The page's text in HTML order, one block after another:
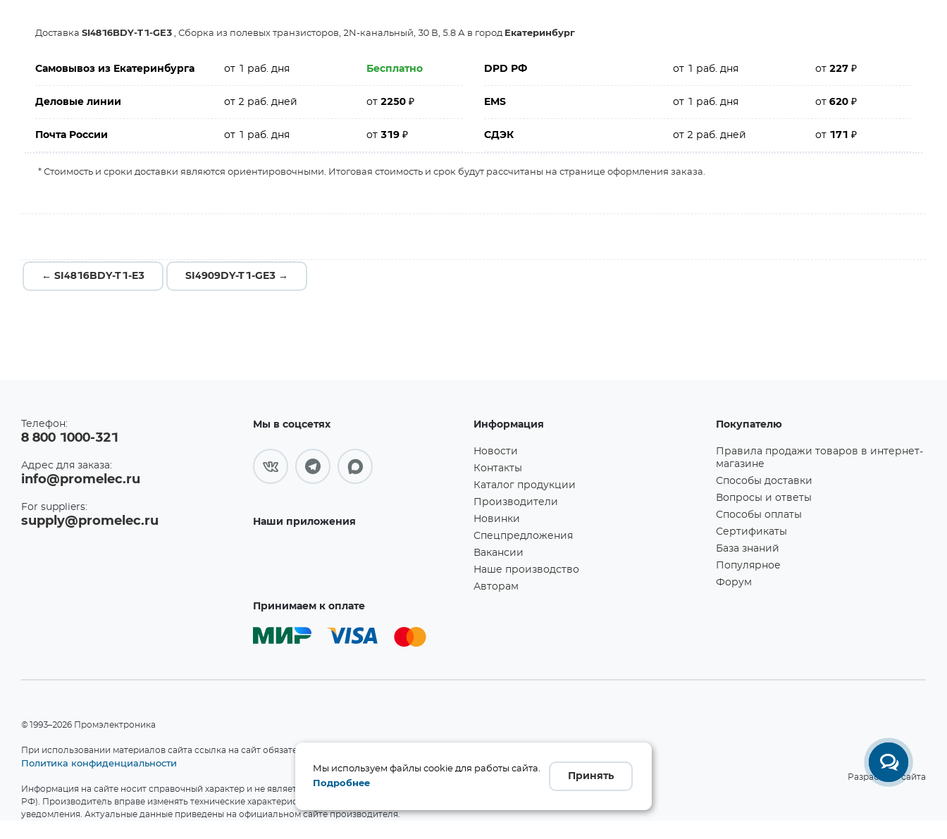
Доставка SI4816BDY-T1-GE3 , Сборка из полевых транзисторов, 2N-канальный, 30 В, 5.8 А в город Екатеринбург
Самовывоз из Екатеринбурга от 1 раб. дня Бесплатно DPD РФ от 1 раб. дня от227₽
Деловые линии от 2 раб. дней от2250₽ EMS от 1 раб. дня от620₽
Почта России от 1 раб. дня от319₽ СДЭК от 2 раб. дней от 171₽
* Стоимость и сроки доставки являются ориентировочными. Итоговая стоимость и срок будут рассчитаны на странице оформления заказа.
← SI4816BDY-T1-E3 SI4909DY-T1-GE3 →
Телефон:
8 800 1000-321
Адрес для заказа:
info@promelec.ru
For suppliers:
supply@promelec.ru
Мы в соцсетях
Наши приложения
Принимаем к оплате
Информация
Новости
Контакты
Каталог продукции
Производители
Новинки
Спецпредложения
Вакансии
Наше производство
Авторам
Покупателю
Правила продажи товаров в интернет-
магазине
Способы доставки
Вопросы и ответы
Способы оплаты
Сертификаты
База знаний
Популярное
Форум
©1993–2026 Промэлектроника
При использовании материалов сайта ссылка на сайт обязательна!
Политика конфиденциальности
Информация на сайте носит справочный характер и не является публичной офертой (ст. 437 ГК
РФ). Производитель вправе изменять технические характеристики и комплект поставки без
уведомления. Актуальные данные приведены на официальном сайте производителя.
Разработка сайта
Мы используем файлы cookie для работы сайта.
Подробнее
Принять